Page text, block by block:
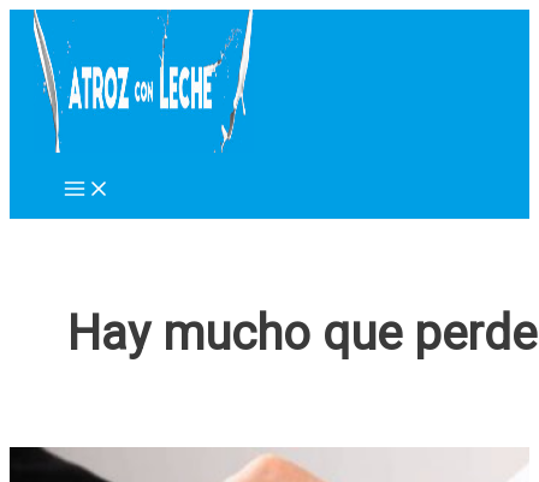
contenido
Hay mucho que